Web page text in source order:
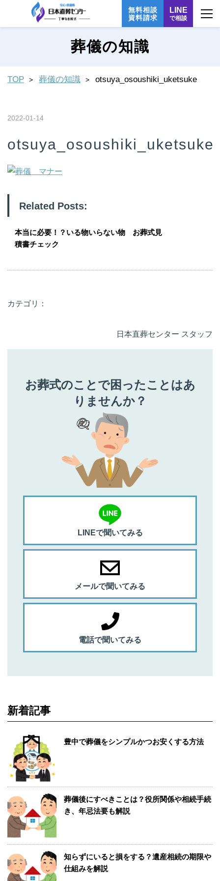
無料相談
資料請求
LINE
で相談
葬儀の知識
TOP 葬儀の知識 otsuya_osoushiki_uketsuke
2022-01-14
otsuya_osoushiki_uketsuke
Related Posts:
本当に必要！？いる物いらない物 お葬式見
積書チェック
カテゴリ：
日本直葬センター スタッフ
お葬式のことで困ったことはあ
りませんか？
LINEで聞いてみる
メールで聞いてみる
電話で聞いてみる
新着記事
豊中で葬儀をシンプルかつお安くする方法
葬儀後にすべきことは？役所関係や相続手続
き、年忌法要も解説
知らずにいると損をする？遺産相続の期限や
仕組みを解説